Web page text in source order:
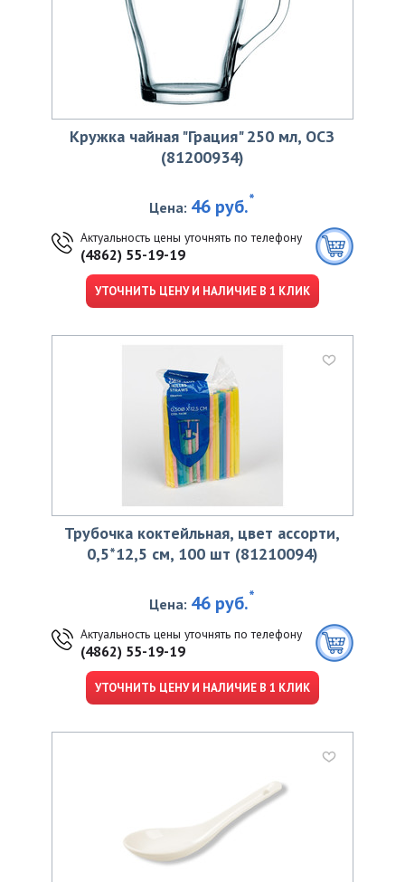
Кружка чайная "Грация" 250 мл, ОСЗ
(81200934)
Цена: 46 руб.*
Актуальность цены уточнять по телефону
(4862) 55-19-19
УТОЧНИТЬ ЦЕНУ И НАЛИЧИЕ В 1 КЛИК
Трубочка коктейльная, цвет ассорти,
0,5*12,5 см, 100 шт (81210094)
Цена: 46 руб.*
Актуальность цены уточнять по телефону
(4862) 55-19-19
УТОЧНИТЬ ЦЕНУ И НАЛИЧИЕ В 1 КЛИК